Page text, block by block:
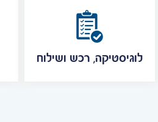
לוגיסטיקה, רכש ושילוח